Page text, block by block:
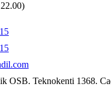
OSB. Teknokenti 1368.